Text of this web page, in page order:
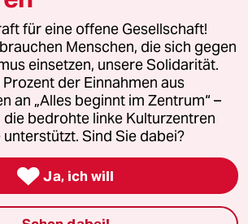
und Vertriebs GmbH
Bei rechtlichen Fragen oder für Genehmigungen
lizenzen@taz.de
Kommune-Richtlinien
Datenschutz Impressum AGB
widerrufen (Ads)
für eine offene Gesellschaft!
Menschen, die sich gegen
einsetzen, unsere Solidarität.
der Einnahmen aus
an „Alles beginnt im Zentrum“ –
bedrohte linke Kulturzentren
Sind Sie dabei?
 Ja, ich will